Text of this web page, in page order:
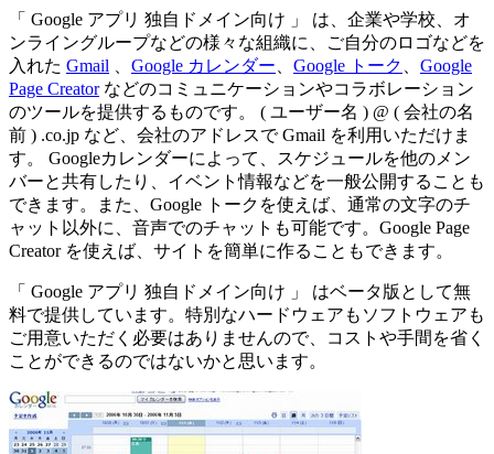
「 Google アプリ 独自ドメイン向け 」 は、企業や学校、オ
ンライングループなどの様々な組織に、ご自分のロゴなどを
入れた Gmail 、 Google カレンダー、 Google トーク 、 Google
Page Creatorなどのコミュニケーションやコラボレーション
のツールを提供するものです。 ( ユーザー名 ) @ ( 会社の名
前 ) .co.jp など、会社のアドレスで Gmail を利用いただけま
す。 Googleカレンダーによって、スケジュールを他のメン
バーと共有したり、イベント情報などを一般公開することも
できます。また、Google トークを使えば、通常の文字のチ
ャット以外に、音声でのチャットも可能です。Google Page
Creator を使えば、サイトを簡単に作ることもできます。
「 Google アプリ 独自ドメイン向け 」 はベータ版として無
料で提供しています。特別なハードウェアもソフトウェアも
ご用意いただく必要はありませんので、コストや手間を省く
ことができるのではないかと思います。